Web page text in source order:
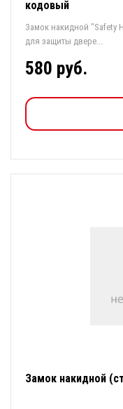
кодовый
Замок накидной "Safety
для защиты двере...
580 руб.
Замок накидной